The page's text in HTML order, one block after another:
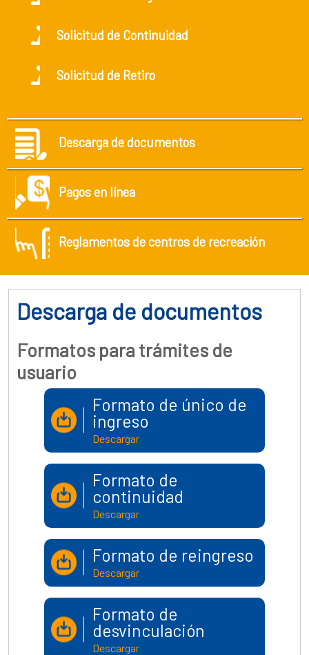
Solicitud de Continuidad
Solicitud de Retiro
Descarga de documentos
Pagos en línea
Reglamentos de centros de recreación
Descarga de documentos
Formatos para trámites de
usuario
Formato de único de
ingreso
Descargar
Formato de
continuidad
Descargar
Formato de reingreso
Descargar
Formato de
desvinculación
Descargar